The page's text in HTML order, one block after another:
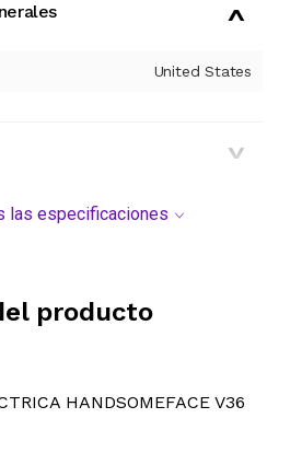
United States
las especificaciones
producto
HANDSOMEFACE V36